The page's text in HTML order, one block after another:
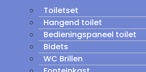
Toiletset
Hangend toilet
Bedieningspaneel toilet
Bidets
WC Brillen